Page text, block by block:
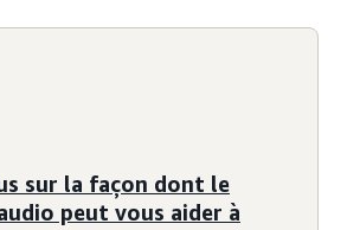
sur la façon dont le
peut vous aider à